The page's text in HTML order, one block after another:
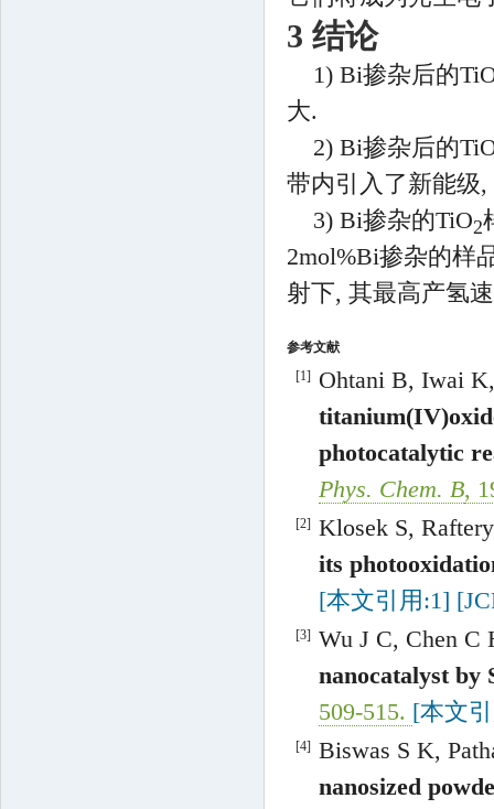
3 结论
1) Bi掺杂后的
大.
2) Bi掺杂后的
带内引入了新能级
3) Bi掺杂的TiO2
2mol%Bi掺杂的样
射下, 其最高产氢速
参考文献
[1]
Ohtani B, Iwai K
photocatalytic
Phys. Chem. B,
[2] Klosek S, Raftery
its
[本文引用:1]
[3] Wu J C, Chen C
nanocatalyst by
509-515. [本文
[4] Biswas S K,
nanosized